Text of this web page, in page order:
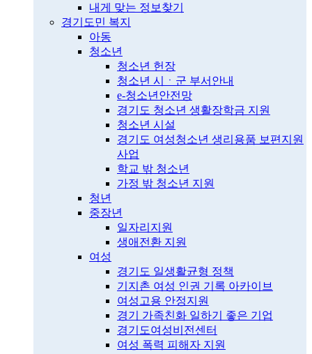
내게 맞는 정보찾기
경기도민 복지
아동
청소년
청소년 헌장
청소년 시ㆍ군 부서안내
e-청소년안전망
경기도 청소년 생활장학금 지원
청소년 시설
경기도 여성청소년 생리용품 보편지원
사업
학교 밖 청소년
가정 밖 청소년 지원
청년
중장년
일자리지원
생애전환 지원
여성
경기도 일생활균형 정책
기지촌 여성 인권 기록 아카이브
여성고용 안정지원
경기 가족친화 일하기 좋은 기업
경기도여성비전센터
여성 폭력 피해자 지원